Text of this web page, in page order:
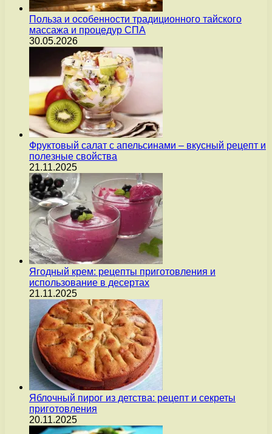
Польза и особенности традиционного тайского
массажа и процедур СПА
30.05.2026
Фруктовый салат с апельсинами – вкусный рецепт и
полезные свойства
21.11.2025
Ягодный крем: рецепты приготовления и
использование в десертах
21.11.2025
Яблочный пирог из детства: рецепт и секреты
приготовления
20.11.2025